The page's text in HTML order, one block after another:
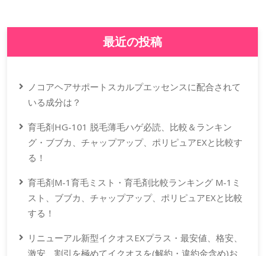
最近の投稿
ノコアヘアサポートスカルプエッセンスに配合されて
いる成分は？
育毛剤HG-101 脱毛薄毛ハゲ必読、比較＆ランキン
グ・ブブカ、チャップアップ、ポリピュアEXと比較す
る！
育毛剤M-1育毛ミスト・育毛剤比較ランキング M-1ミ
スト、ブブカ、チャップアップ、ポリピュアEXと比較
する！
リニューアル新型イクオスEXプラス・最安値、格安、
激安、割引を極めてイクオスを(解約・違約金含め)お